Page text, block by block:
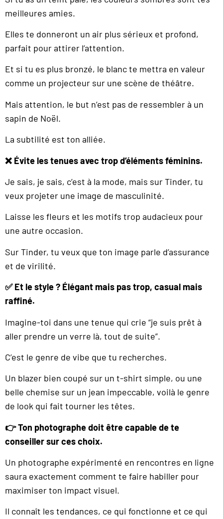
meilleures amies.
Elles te donneront un air plus sérieux et profond,
parfait pour attirer l’attention.
Et si tu es plus bronzé, le blanc te mettra en valeur
comme un projecteur sur une scène de théâtre.
Mais attention, le but n’est pas de ressembler à un
sapin de Noël.
La subtilité est ton alliée.
❌ Évite les tenues avec trop d’éléments féminins.
Je sais, je sais, c’est à la mode, mais sur Tinder, tu
veux projeter une image de masculinité.
Laisse les fleurs et les motifs trop audacieux pour
une autre occasion.
Sur Tinder, tu veux que ton image parle d’assurance
et de virilité.
✅ Et le style ? Élégant mais pas trop, casual mais
raffiné.
Imagine-toi dans une tenue qui crie “je suis prêt à
aller prendre un verre là, tout de suite”.
C’est le genre de vibe que tu recherches.
Un blazer bien coupé sur un t-shirt simple, ou une
belle chemise sur un jean impeccable, voilà le genre
de look qui fait tourner les têtes.
👉 Ton photographe doit être capable de te
conseiller sur ces choix.
Un photographe expérimenté en rencontres en ligne
saura exactement comment te faire habiller pour
maximiser ton impact visuel.
Il connaît les tendances, ce qui fonctionne et ce qui